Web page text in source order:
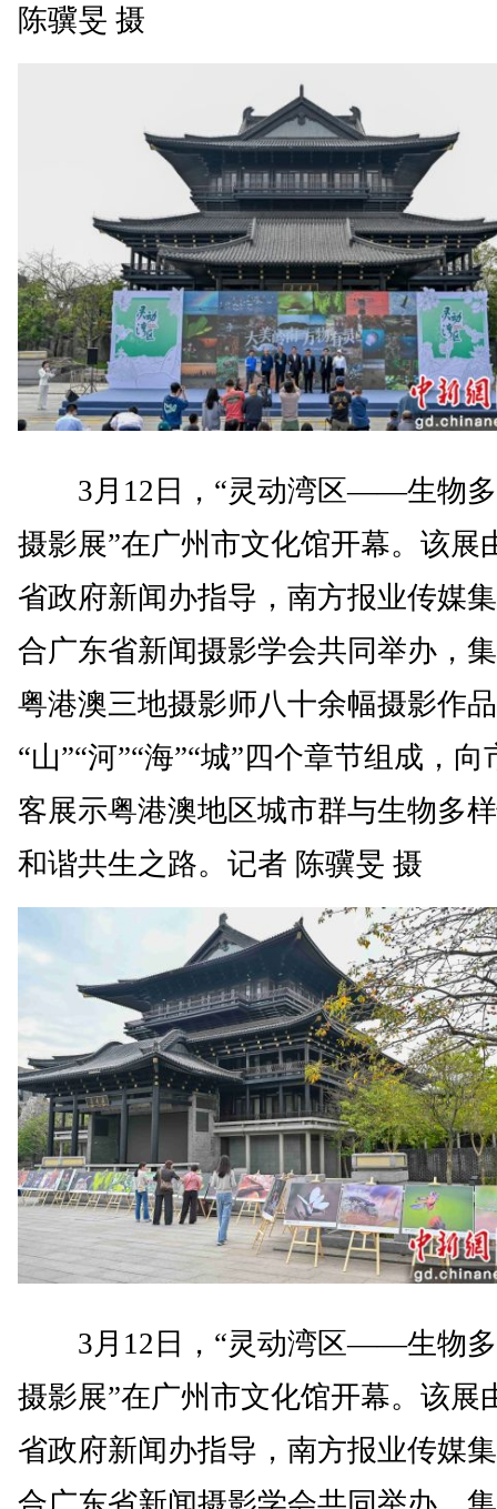
陈骥旻 摄
3月12日，“灵动湾区——生物多
摄影展”在广州市文化馆开幕。该展
省政府新闻办指导，南方报业传媒
合广东省新闻摄影学会共同举办，
粤港澳三地摄影师八十余幅摄影作
“山”“河”“海”“城”四个章节组成，向
客展示粤港澳地区城市群与生物多
和谐共生之路。记者 陈骥旻 摄
3月12日，“灵动湾区——生物多
摄影展”在广州市文化馆开幕。该展
省政府新闻办指导，南方报业传媒